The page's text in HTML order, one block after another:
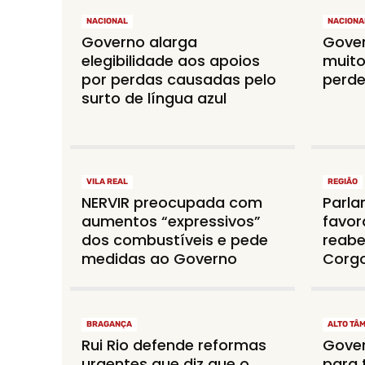
NACIONAL
Governo alarga
elegibilidade aos apoios
por perdas causadas pelo
surto de língua azul
VILA REAL
NERVIR preocupada com
aumentos “expressivos”
dos combustíveis e pede
medidas ao Governo
REGIÃO
BRAGANÇA
Rui Rio defende reformas
ALTO